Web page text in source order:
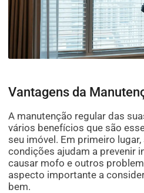
Vantagens da
A manutenção regular das
vários benefícios que são
seu imóvel. Em primeiro
condições ajudam a prevenir
causar mofo e outros
aspecto importante a
bem.